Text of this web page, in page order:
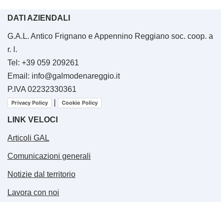
DATI AZIENDALI
G.A.L. Antico Frignano e Appennino Reggiano soc. coop. a
r. l.
Tel: +39 059 209261
Email: info@galmodenareggio.it
P.IVA 02232330361
Privacy Policy Cookie Policy
LINK VELOCI
Articoli GAL
Comunicazioni generali
Notizie dal territorio
Lavora con noi